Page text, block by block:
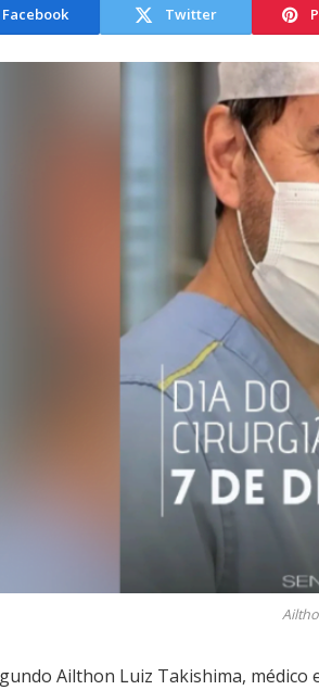
Facebook Twitter
Ailthon Luiz Takishima,